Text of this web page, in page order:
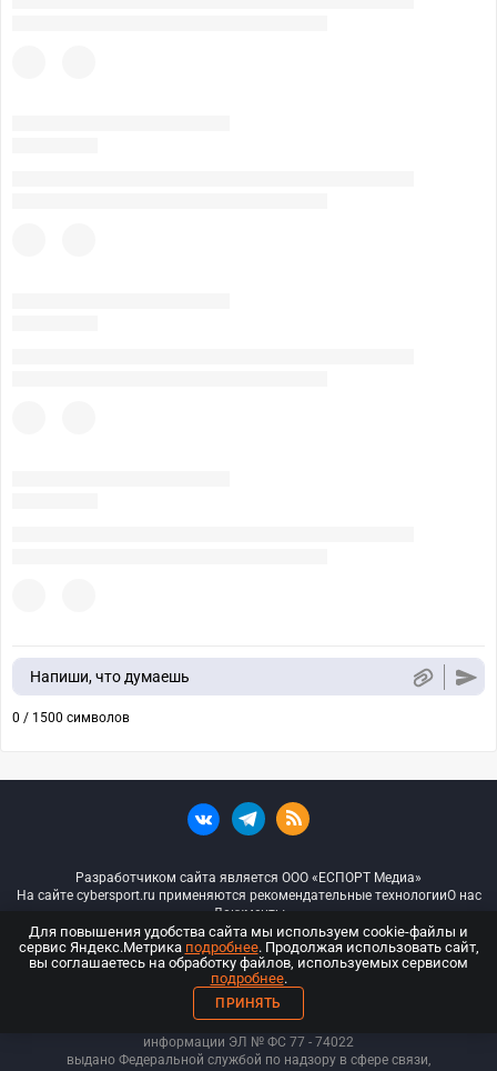
Напиши, что думаешь
0 / 1500 символов
Разработчиком сайта является ООО «ЕСПОРТ Медиа»
На сайте cybersport.ru применяются рекомендательные технологииО нас
Документы
© ООО «Киберспорт.ру» — Все права защищены
18+
ООО «Киберспорт.ру». Свидетельство о регистрации средств массовой
информации ЭЛ № ФС 77 - 74022
выдано Федеральной службой по надзору в сфере связи,
Для повышения удобства сайта мы используем cookie-файлы и
сервис Яндекс.Метрика подробнее. Продолжая использовать сайт,
вы соглашаетесь на обработку файлов, используемых сервисом
подробнее.
ПРИНЯТЬ